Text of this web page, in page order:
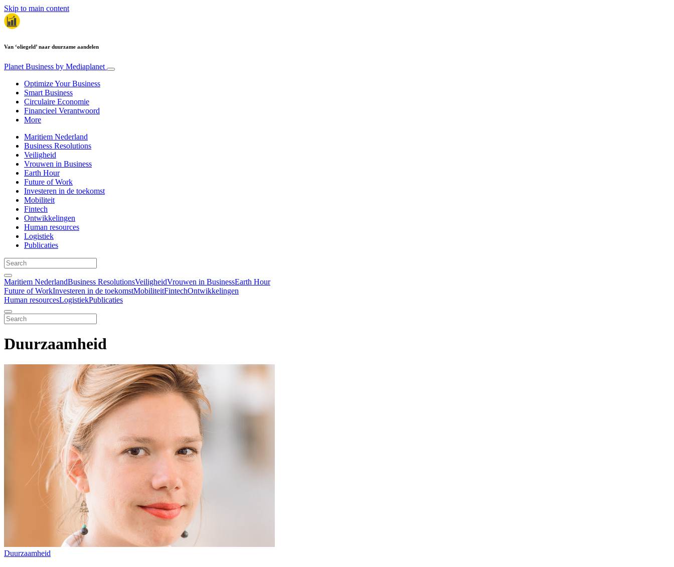
Skip to main content
Van ‘oliegeld’ naar duurzame aandelen
Planet Business by Mediaplanet
Optimize Your Business
Smart Business
Circulaire Economie
Financieel Verantwoord
More
Maritiem Nederland
Business Resolutions
Veiligheid
Vrouwen in Business
Earth Hour
Future of Work
Investeren in de toekomst
Mobiliteit
Fintech
Ontwikkelingen
Human resources
Logistiek
Publicaties
Maritiem NederlandBusiness ResolutionsVeiligheidVrouwen in BusinessEarth Hour
Future of WorkInvesteren in de toekomstMobiliteitFintechOntwikkelingen
Human resourcesLogistiekPublicaties
Duurzaamheid
Duurzaamheid